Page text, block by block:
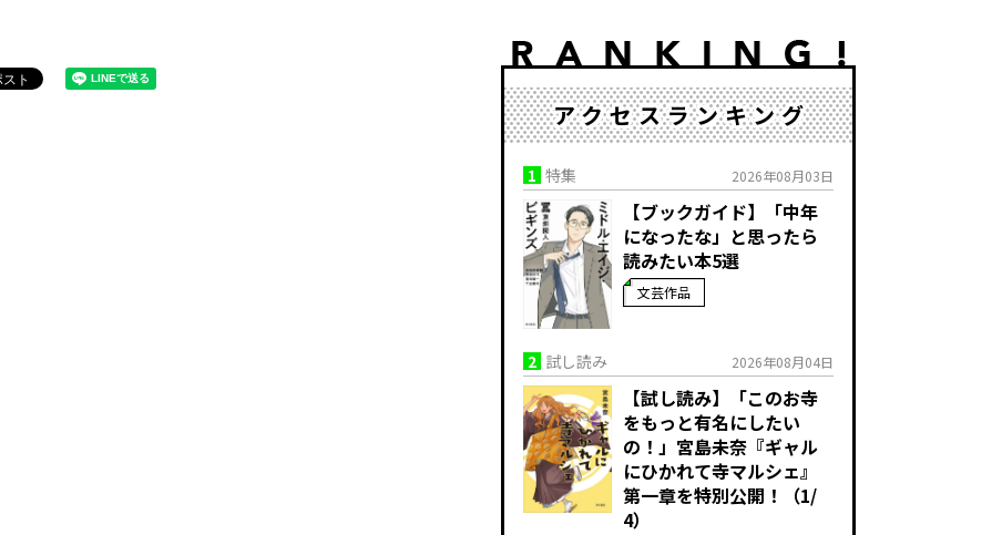
アクセスランキング
1 特集 2026年08月03日
【ブックガイド】「中年
になったな」と思ったら
読みたい本5選
文芸作品
2 試し読み 2026年08月04日
【試し読み】「このお寺
をもっと有名にしたい
の！」宮島未奈『ギャル
にひかれて寺マルシェ』
第一章を特別公開！（1/
4）